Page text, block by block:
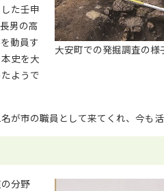
大安町での発掘調査の様
た壬申
男の高
動員す
史を大
ようで
が市の職員として来てくれ、今も活
分野